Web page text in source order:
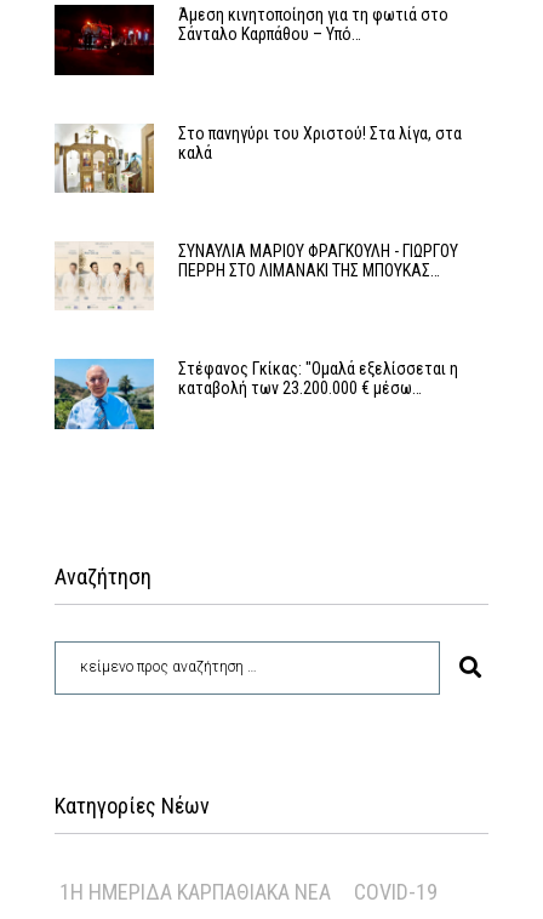
Άμεση κινητοποίηση για τη φωτιά στο
Σάνταλο Καρπάθου – Υπό…
Στο πανηγύρι του Χριστού! Στα λίγα, στα
καλά
ΣΥΝΑΥΛΙΑ ΜΑΡΙΟΥ ΦΡΑΓΚΟΥΛΗ - ΓΙΩΡΓΟΥ
ΠΕΡΡΗ ΣΤΟ ΛΙΜΑΝΑΚΙ ΤΗΣ ΜΠΟΥΚΑΣ…
Στέφανος Γκίκας: "Ομαλά εξελίσσεται η
καταβολή των 23.200.000 € μέσω…
Αναζήτηση
Κατηγορίες Νέων
1Η ΗΜΕΡΊΔΑ ΚΑΡΠΑΘΙΑΚΆ ΝΈΑ
COVID-19